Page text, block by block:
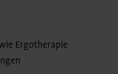
Ergotherapie